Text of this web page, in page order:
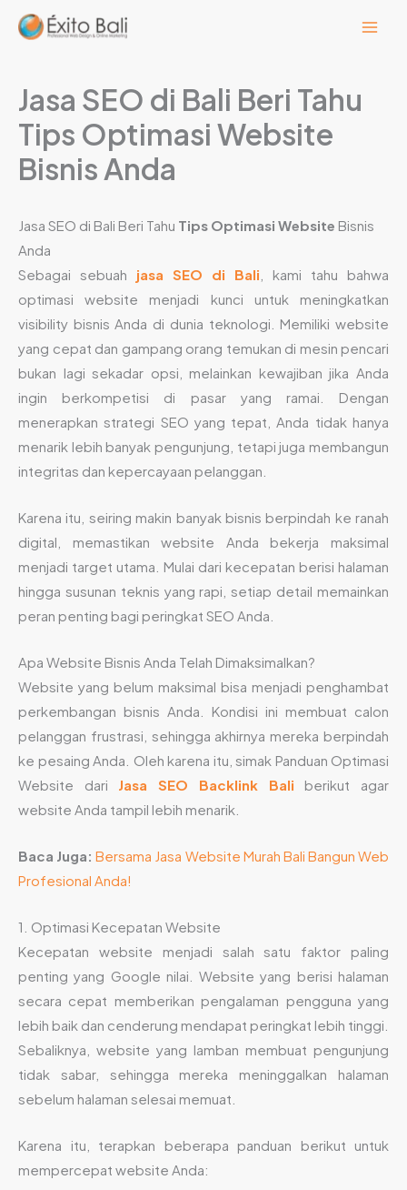
Lewati
Jasa SEO di Bali Beri Tahu
Tips Optimasi Website
Bisnis Anda
Jasa SEO di Bali Beri Tahu Tips Optimasi Website Bisnis
Anda
Sebagai sebuah jasa SEO di Bali , kami tahu bahwa
optimasi website menjadi kunci untuk meningkatkan
visibility bisnis Anda di dunia teknologi. Memiliki website
yang cepat dan gampang orang temukan di mesin pencari
bukan lagi sekadar opsi, melainkan kewajiban jika Anda
ingin berkompetisi di pasar yang ramai. Dengan
menerapkan strategi SEO yang tepat, Anda tidak hanya
menarik lebih banyak pengunjung, tetapi juga membangun
integritas dan kepercayaan pelanggan.
Karena itu, seiring makin banyak bisnis berpindah ke ranah
digital, memastikan website Anda bekerja maksimal
menjadi target utama. Mulai dari kecepatan berisi halaman
hingga susunan teknis yang rapi, setiap detail memainkan
peran penting bagi peringkat SEO Anda.
Apa Website Bisnis Anda Telah Dimaksimalkan?
Website yang belum maksimal bisa menjadi penghambat
perkembangan bisnis Anda. Kondisi ini membuat calon
pelanggan frustrasi, sehingga akhirnya mereka berpindah
ke pesaing Anda. Oleh karena itu, simak Panduan Optimasi
Website dari Jasa SEO Backlink Bali berikut agar
website Anda tampil lebih menarik.
Baca Juga: Bersama Jasa Website Murah Bali Bangun Web
Profesional Anda!
1. Optimasi Kecepatan Website
Kecepatan website menjadi salah satu faktor paling
penting yang Google nilai. Website yang berisi halaman
secara cepat memberikan pengalaman pengguna yang
lebih baik dan cenderung mendapat peringkat lebih tinggi.
Sebaliknya, website yang lamban membuat pengunjung
tidak sabar, sehingga mereka meninggalkan halaman
sebelum halaman selesai memuat.
Karena itu, terapkan beberapa panduan berikut untuk
mempercepat website Anda: